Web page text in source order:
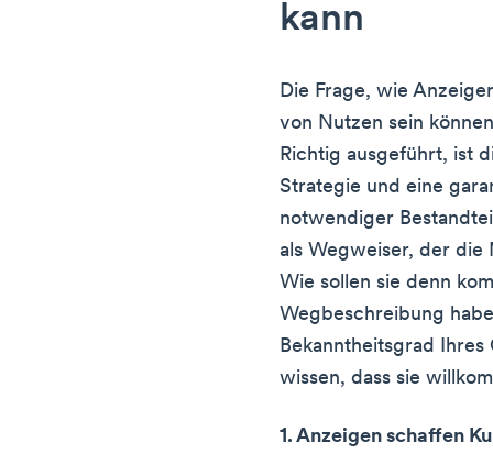
kann
Die Frage, wie
von Nutzen sein
Richtig ausgeführt, ist
Strategie und eine
notwendiger
als Wegweiser, der die
Wie sollen sie denn
Wegbeschreibung
Bekanntheitsgrad Ihres
wissen, dass sie
1. Anzeigen schaffen